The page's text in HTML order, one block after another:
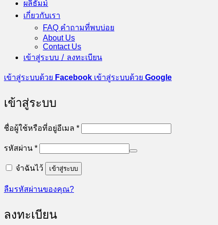
ผลิธัมม์
เกี่ยวกับเรา
FAQ คำถามที่พบบ่อย
About Us
Contact Us
เข้าสู่ระบบ / ลงทะเบียน
เข้าสู่ระบบด้วย Facebook เข้าสู่ระบบด้วย Google
เข้าสู่ระบบ
ชื่อผู้ใช้หรือที่อยู่อีเมล *ต้องการ
รหัสผ่าน *ต้องการ
จำฉันไว้ เข้าสู่ระบบ
ลืมรหัสผ่านของคุณ?
ลงทะเบียน